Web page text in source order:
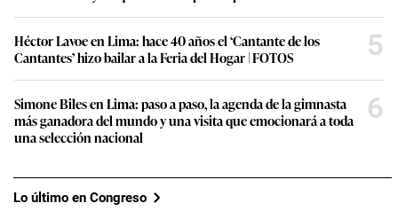
Héctor Lavoe en Lima: hace 40 años el ‘Cantante de los
Cantantes’ hizo bailar a la Feria del Hogar | FOTOS
5
Simone Biles en Lima: paso a paso, la agenda de la gimnasta
más ganadora del mundo y una visita que emocionará a toda
una selección nacional
6
Lo último en Congreso